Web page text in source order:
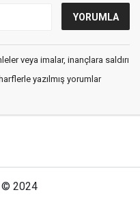
veya imalar, inançlara saldırı
yazılmış yorumlar
© 2024